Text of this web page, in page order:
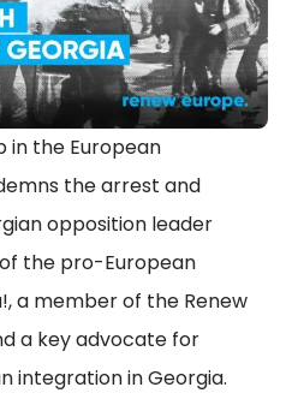
in the European
the arrest and
opposition leader
the pro-European
a member of the Renew
a key advocate for
integration in Georgia.